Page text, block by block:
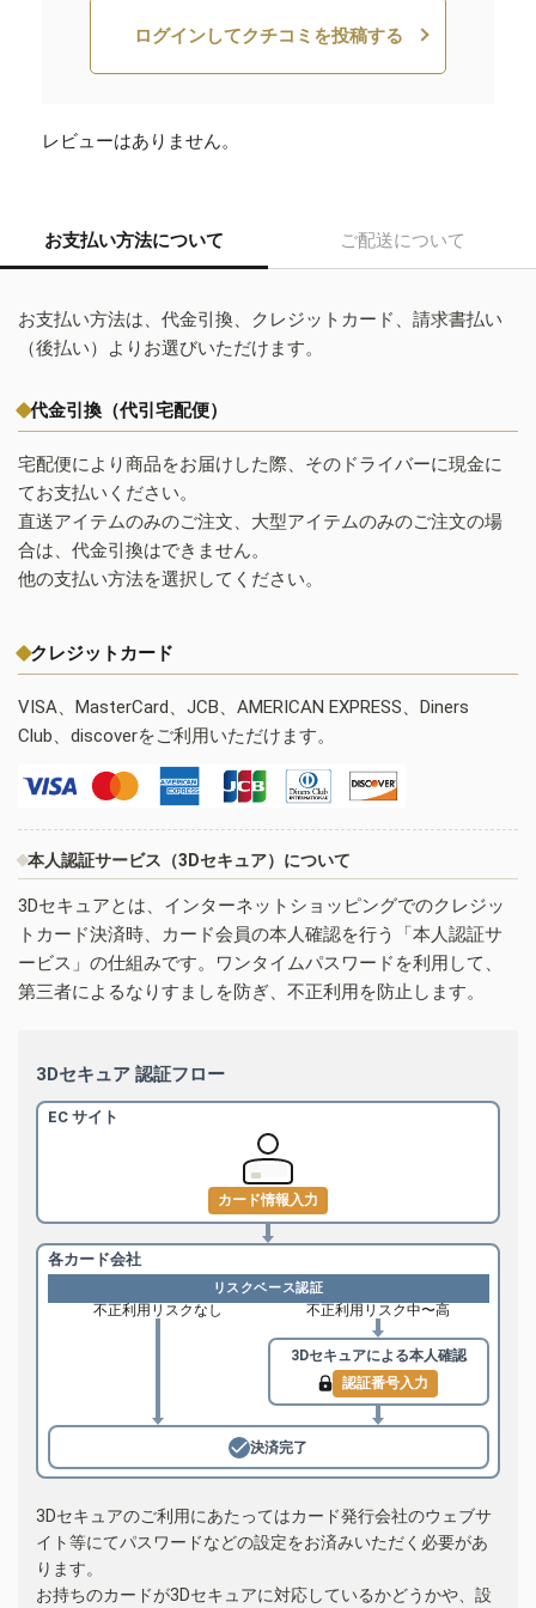
ログインしてクチコミを投稿する
レビューはありません。
お支払い方法について ご配送について
お支払い方法は、代金引換、クレジットカード、請求書払い
（後払い）よりお選びいただけます。
代金引換（代引宅配便）
宅配便により商品をお届けした際、そのドライバーに現金に
てお支払いください。
直送アイテムのみのご注文、大型アイテムのみのご注文の場
合は、代金引換はできません。
他の支払い方法を選択してください。
クレジットカード
VISA、MasterCard、JCB、AMERICAN EXPRESS、Diners
Club、discoverをご利用いただけます。
本人認証サービス（3Dセキュア）について
3Dセキュアとは、インターネットショッピングでのクレジッ
トカード決済時、カード会員の本人確認を行う「本人認証サ
ービス」の仕組みです。ワンタイムパスワードを利用して、
第三者によるなりすましを防ぎ、不正利用を防止します。
3Dセキュア 認証フロー
EC サイト
カード情報入力
各カード会社
リスクベース認証
不正利用リスクなし 不正利用リスク中〜高
3Dセキュアによる本人確認
認証番号入力
決済完了
3Dセキュアのご利用にあたってはカード発行会社のウェブサ
イト等にてパスワードなどの設定をお済みいただく必要があ
ります。
お持ちのカードが3Dセキュアに対応しているかどうかや、設